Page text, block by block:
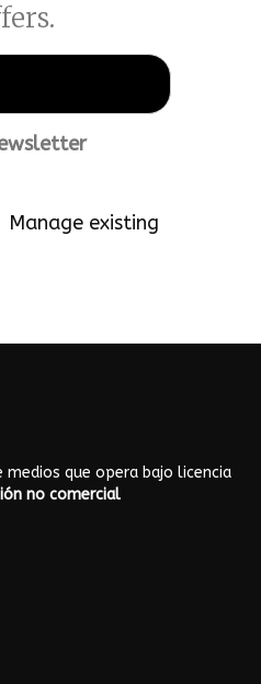
Manage existing
medios que opera bajo licencia
no comercial